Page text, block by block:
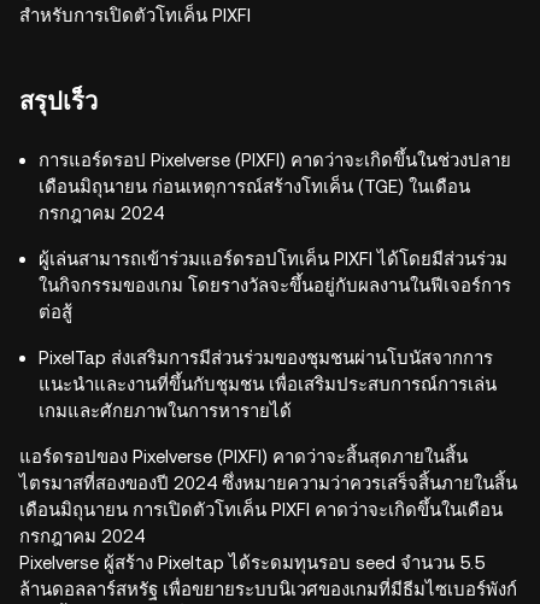
สำหรับการเปิดตัวโทเค็น PIXFI
สรุปเร็ว
การแอร์ดรอป Pixelverse (PIXFI) คาดว่าจะเกิดขึ้นในช่วงปลาย
เดือนมิถุนายน ก่อนเหตุการณ์สร้างโทเค็น (TGE) ในเดือน
กรกฎาคม 2024
ผู้เล่นสามารถเข้าร่วมแอร์ดรอปโทเค็น PIXFI ได้โดยมีส่วนร่วม
ในกิจกรรมของเกม โดยรางวัลจะขึ้นอยู่กับผลงานในฟีเจอร์การ
ต่อสู้
PixelTap ส่งเสริมการมีส่วนร่วมของชุมชนผ่านโบนัสจากการ
แนะนำและงานที่ขึ้นกับชุมชน เพื่อเสริมประสบการณ์การเล่น
เกมและศักยภาพในการหารายได้
แอร์ดรอปของ Pixelverse (PIXFI) คาดว่าจะสิ้นสุดภายในสิ้น
ไตรมาสที่สองของปี 2024 ซึ่งหมายความว่าควรเสร็จสิ้นภายในสิ้น
เดือนมิถุนายน การเปิดตัวโทเค็น PIXFI คาดว่าจะเกิดขึ้นในเดือน
กรกฎาคม 2024
Pixelverse ผู้สร้าง Pixeltap ได้ระดมทุนรอบ seed จำนวน 5.5
ล้านดอลลาร์สหรัฐ เพื่อขยายระบบนิเวศของเกมที่มีธีมไซเบอร์พังก์